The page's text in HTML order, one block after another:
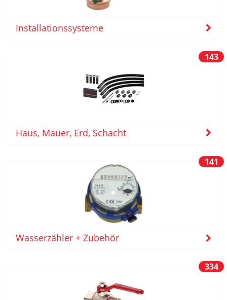
Installationssysteme
143
Haus, Mauer, Erd, Schacht
141
Wasserzähler + Zubehör
334